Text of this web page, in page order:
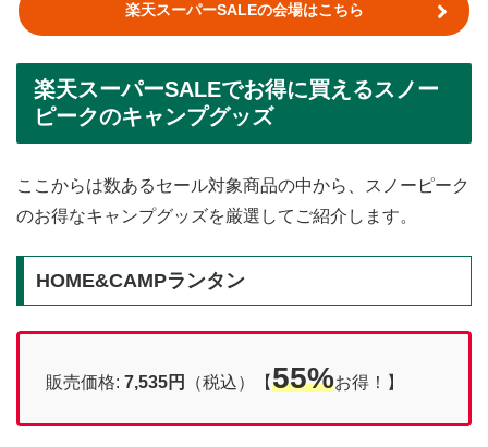
楽天スーパーSALEの会場はこちら
楽天スーパーSALEでお得に買えるスノー
ピークのキャンプグッズ
ここからは数あるセール対象商品の中から、スノーピーク
のお得なキャンプグッズを厳選してご紹介します。
HOME&CAMPランタン
販売価格: 7,535円 （税込）【55%お得！】